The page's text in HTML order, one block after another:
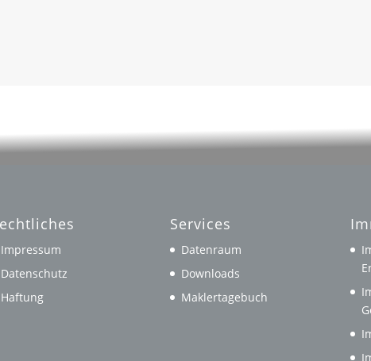
Impressum
Datenschutz
Haftung
Services
Datenraum
Downloads
Maklertagebuch